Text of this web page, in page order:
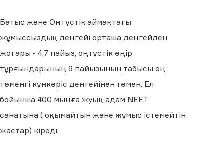
Батыс және Оңтүстік аймақтағы
жұмыссыздық деңгейі орташа деңгейден
жоғары - 4,7 пайыз, оңтүстік өңір
тұрғындарының 9 пайызының табысы ең
төменгі күнкөріс деңгейінен төмен. Ел
бойынша 400 мыңға жуық адам NEET
санатына ( оқымайтын және жұмыс істемейтін
жастар) кіреді.